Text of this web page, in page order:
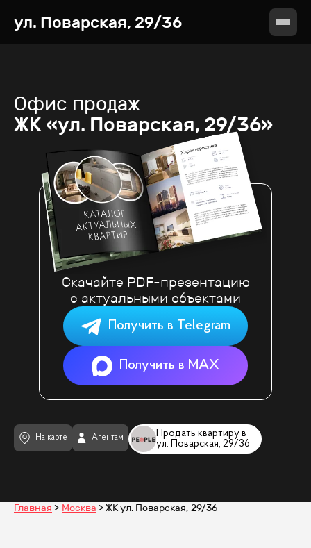
ул. Поварская, 29/36
Офис продаж
ЖК «ул. Поварская, 29/36»
Продать квартиру в
ул. Поварская, 29/36
На карте Агентам
Скачайте PDF-презентацию
с актуальными объектами
Получить в Telegram
Получить в MAX
Главная Москва ЖК ул. Поварская, 29/36